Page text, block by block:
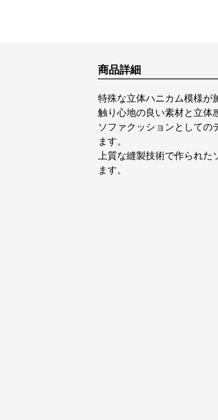
商品詳細
特殊な立体ハニカム模様が
触り心地の良い素材と立体
ソファクッションとしての
ます。
上質な縫製技術で作られ
ます。